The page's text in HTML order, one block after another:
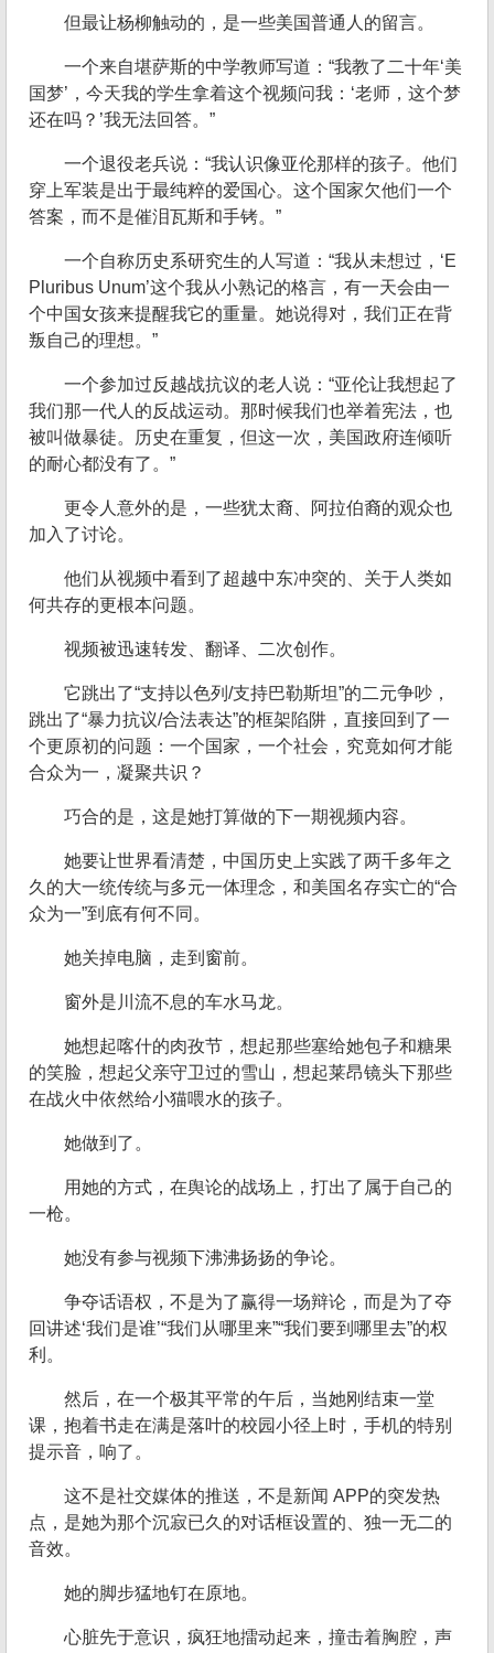
但最让杨柳触动的，是一些美国普通人的留言。
一个来自堪萨斯的中学教师写道：“我教了二十年‘美
国梦’，今天我的学生拿着这个视频问我：‘老师，这个梦
还在吗？’我无法回答。”
一个退役老兵说：“我认识像亚伦那样的孩子。他们
穿上军装是出于最纯粹的爱国心。这个国家欠他们一个
答案，而不是催泪瓦斯和手铐。”
一个自称历史系研究生的人写道：“我从未想过，‘E
Pluribus Unum’这个我从小熟记的格言，有一天会由一
个中国女孩来提醒我它的重量。她说得对，我们正在背
叛自己的理想。”
一个参加过反越战抗议的老人说：“亚伦让我想起了
我们那一代人的反战运动。那时候我们也举着宪法，也
被叫做暴徒。历史在重复，但这一次，美国政府连倾听
的耐心都没有了。”
更令人意外的是，一些犹太裔、阿拉伯裔的观众也
加入了讨论。
他们从视频中看到了超越中东冲突的、关于人类如
何共存的更根本问题。
视频被迅速转发、翻译、二次创作。
它跳出了“支持以色列/支持巴勒斯坦”的二元争吵，
跳出了“暴力抗议/合法表达”的框架陷阱，直接回到了一
个更原初的问题：一个国家，一个社会，究竟如何才能
合众为一，凝聚共识？
巧合的是，这是她打算做的下一期视频内容。
她要让世界看清楚，中国历史上实践了两千多年之
久的大一统传统与多元一体理念，和美国名存实亡的“合
众为一”到底有何不同。
她关掉电脑，走到窗前。
窗外是川流不息的车水马龙。
她想起喀什的肉孜节，想起那些塞给她包子和糖果
的笑脸，想起父亲守卫过的雪山，想起莱昂镜头下那些
在战火中依然给小猫喂水的孩子。
她做到了。
用她的方式，在舆论的战场上，打出了属于自己的
一枪。
她没有参与视频下沸沸扬扬的争论。
争夺话语权，不是为了赢得一场辩论，而是为了夺
回讲述‘我们是谁’“我们从哪里来”“我们要到哪里去”的权
利。
然后，在一个极其平常的午后，当她刚结束一堂
课，抱着书走在满是落叶的校园小径上时，手机的特别
提示音，响了。
这不是社交媒体的推送，不是新闻 APP的突发热
点，是她为那个沉寂已久的对话框设置的、独一无二的
音效。
她的脚步猛地钉在原地。
心脏先于意识，疯狂地擂动起来，撞击着胸腔，声